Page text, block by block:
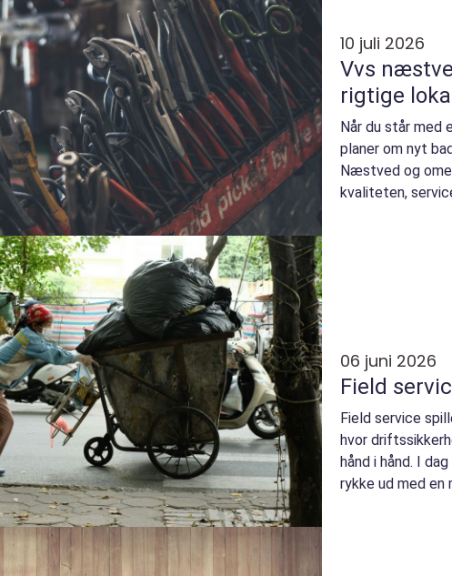
10 juli 2026
Vvs næstved sådan vælger du
rigtige
Når du står med
planer om nyt
Næstved og
kvaliteten,
06 juni 2026
Field
Field service
hvor
hånd i hånd. I
rykke ud med en